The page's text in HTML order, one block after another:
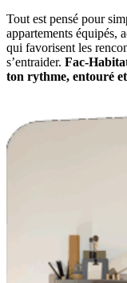
Tout est pensé pour
appartements équipés,
qui favorisent les
s’entraider. Fac-
ton rythme, entouré